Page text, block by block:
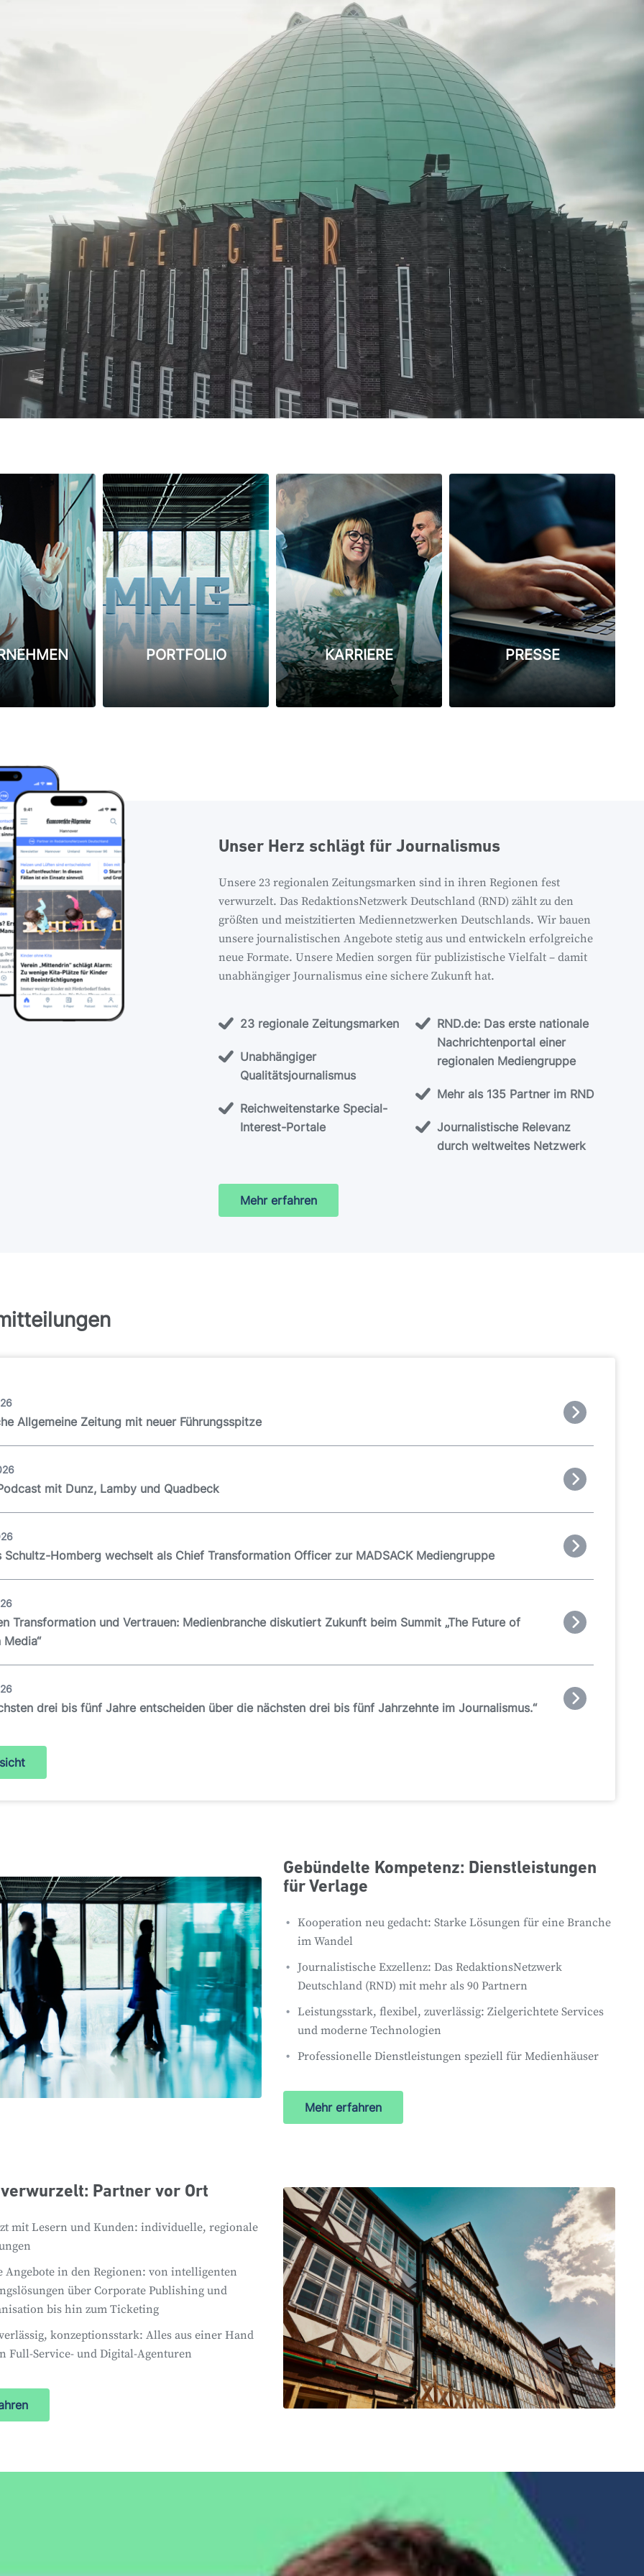
PORTFOLIO KARRIERE PRESSE
Unser Herz schlägt für Journalismus
Unsere 23 regionalen Zeitungsmarken sind in ihren Regionen fest
verwurzelt. Das RedaktionsNetzwerk Deutschland (RND) zählt zu den
größten und meistzitierten Mediennetzwerken Deutschlands. Wir bauen
unsere journalistischen Angebote stetig aus und entwickeln erfolgreiche
neue Formate. Unsere Medien sorgen für publizistische Vielfalt – damit
unabhängiger Journalismus eine sichere Zukunft hat.
23 regionale Zeitungsmarken
Unabhängiger
Qualitätsjournalismus
Reichweitenstarke Special-
Interest-Portale
RND.de: Das erste nationale
Nachrichtenportal einer
regionalen Mediengruppe
Mehr als 135 Partner im RND
Journalistische Relevanz
durch weltweites Netzwerk
Mehr erfahren
Allgemeine Zeitung mit neuer Führungsspitze
mit Dunz, Lamby und Quadbeck
Schultz-Homberg wechselt als Chief Transformation Officer zur MADSACK Mediengruppe
Transformation und Vertrauen: Medienbranche diskutiert Zukunft beim Summit „The Future of
Media“
drei bis fünf Jahre entscheiden über die nächsten drei bis fünf Jahrzehnte im Journalismus.“
Gebündelte Kompetenz: Dienstleistungen
für Verlage
Kooperation neu gedacht: Starke Lösungen für eine Branche
im Wandel
Journalistische Exzellenz: Das RedaktionsNetzwerk
Deutschland (RND) mit mehr als 90 Partnern
Leistungsstark, flexibel, zuverlässig: Zielgerichtete Services
und moderne Technologien
Professionelle Dienstleistungen speziell für Medienhäuser
Mehr erfahren
Partner vor Ort
mit Lesern und Kunden: individuelle, regionale
Angebote in den Regionen: von intelligenten
über Corporate Publishing und
bis hin zum Ticketing
konzeptionsstark: Alles aus einer Hand
Full-Service- und Digital-Agenturen